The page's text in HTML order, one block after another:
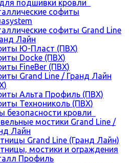
подшивки кровли
софиты
софиты Grand Line
Лайн
Ю-Пласт (ПВХ)
Docke (ПВХ)
FineBer (ПВХ)
Grand Line / Гранд Лайн
Альта Профиль (ПВХ)
Технониколь (ПВХ)
безопасности кровли
мостики Grand Line /
Лайн
Grand Line (Гранд Лайн)
мостики и ограждения
Профиль